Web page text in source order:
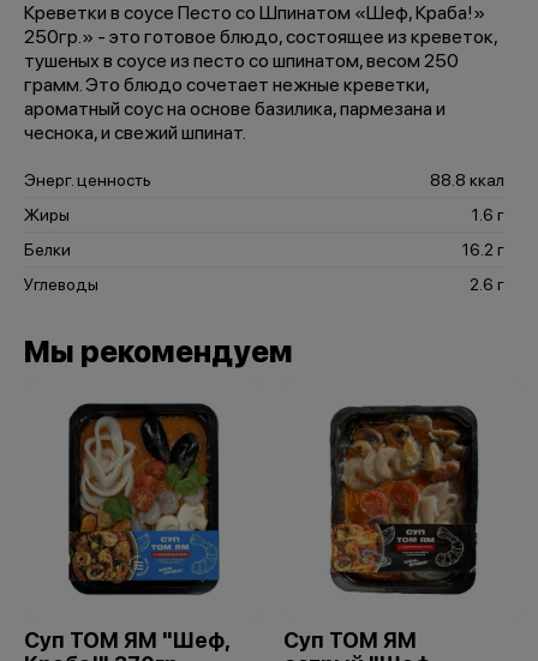
Креветки в соусе Песто со Шпинатом «Шеф, Краба!»
250гр.» - это готовое блюдо, состоящее из креветок,
тушеных в соусе из песто со шпинатом, весом 250
грамм. Это блюдо сочетает нежные креветки,
ароматный соус на основе базилика, пармезана и
чеснока, и свежий шпинат.
Энерг. ценность
88.8 ккал
Жиры
1.6 г
Белки
16.2 г
Углеводы
2.6 г
Мы рекомендуем
Суп ТОМ ЯМ "Шеф,
Суп ТОМ ЯМ